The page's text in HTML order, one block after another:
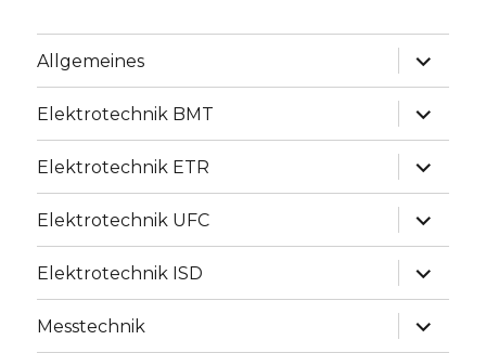
Allgemeines
Elektrotechnik BMT
Elektrotechnik ETR
Elektrotechnik UFC
Elektrotechnik ISD
Messtechnik